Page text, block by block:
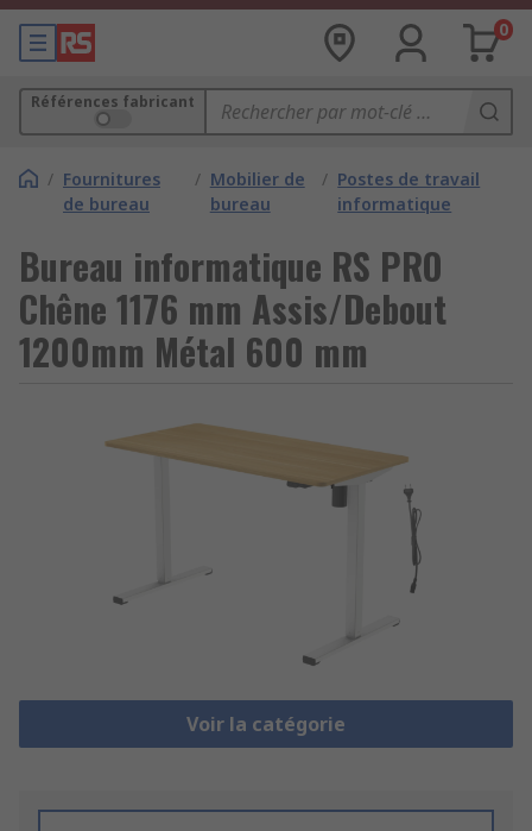
0
Références fabricant
/ Fournitures
de bureau
/ Mobilier de
bureau
/ Postes de travail
informatique
Bureau informatique RS PRO
Chêne 1176 mm Assis/Debout
1200mm Métal 600 mm
Voir la catégorie